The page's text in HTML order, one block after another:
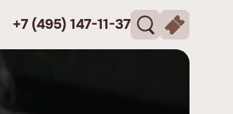
+7 (495) 147-11-37